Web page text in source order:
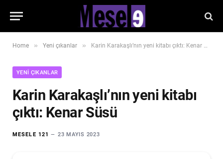
Home » Yeni çıkanlar » Karin Karakaşlı’nın yeni kitabı çıktı: Kenar Süsü
YENI ÇIKANLAR
Karin Karakaşlı’nın yeni kitabı
çıktı: Kenar Süsü
MESELE 121 23 MAYIS 2023